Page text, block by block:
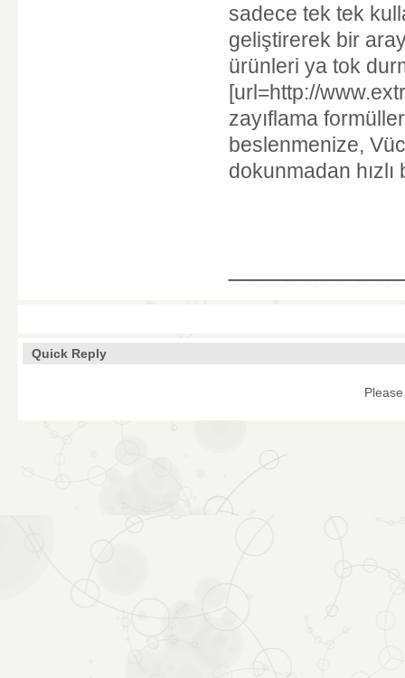
sadece tek tek
geliştirerek bir
ürünleri ya tok
[url=http://
zayıflama
beslenmenize,
dokunmadan
Quick Reply